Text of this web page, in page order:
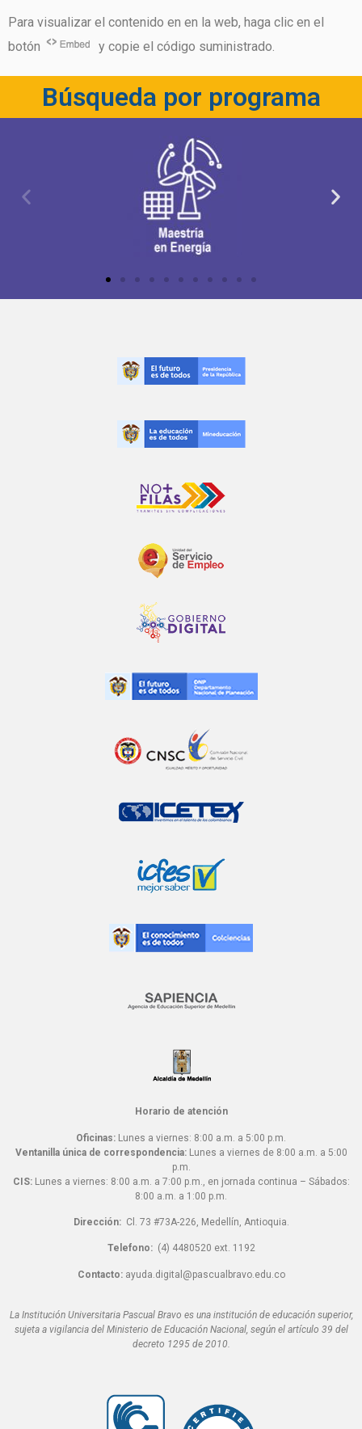
Para visualizar el contenido en en la web, haga clic en el
botón
y copie el código suministrado.
Búsqueda por programa
Horario de atención
Oficinas: Lunes a viernes: 8:00 a.m. a 5:00 p.m.
Ventanilla única de correspondencia:Lunes a viernes de 8:00 a.m. a 5:00
p.m.
CIS:Lunes a viernes: 8:00 a.m. a 7:00 p.m., en jornada continua – Sábados:
8:00 a.m. a 1:00 p.m.
Dirección: Cl. 73 #73A-226, Medellín, Antioquia.
Telefono:(4) 4480520 ext. 1192
Contacto:ayuda.digital@pascualbravo.edu.co
La Institución Universitaria Pascual Bravo es una institución de educación superior,
sujeta a vigilancia del Ministerio de Educación Nacional, según el artículo 39 del
decreto 1295 de 2010.